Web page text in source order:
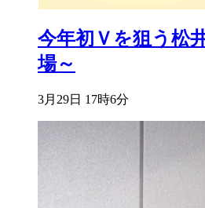
今年初Ｖを狙う松
場～
3月29日 17時6分